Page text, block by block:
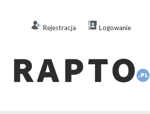
Rejestracja Logowanie